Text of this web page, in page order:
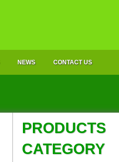
NEWS CONTACT US
PRODUCTS
CATEGORY